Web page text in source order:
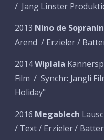
/ Jang Linster
2013 Nino de
Arend / Erzieler /
2014Wiplala
Film / Synchr: Jangli
Holiday"
2016 Megablech
/ Text / Erzieler /